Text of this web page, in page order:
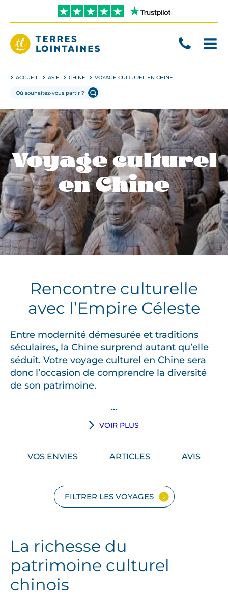
directement
contenu
ACCUEIL ASIE CHINE VOYAGE CULTUREL EN CHINE
Voyage culturel
en Chine
Rencontre culturelle
avec l’Empire Céleste
Entre modernité démesurée et traditions
séculaires, la Chine surprend autant qu’elle
séduit. Votre voyage culturel en Chine sera
donc l’occasion de comprendre la diversité
de son patrimoine.
...
t
u
e
u
s
VOIR PLUS
VOS ENVIES ARTICLES AVIS
FILTRER LES VOYAGES
La richesse du
patrimoine culturel
chinois